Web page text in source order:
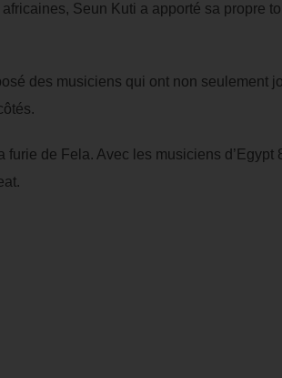
Seun Kuti a apporté sa propre
des musiciens qui ont non seulement
de Fela. Avec les musiciens